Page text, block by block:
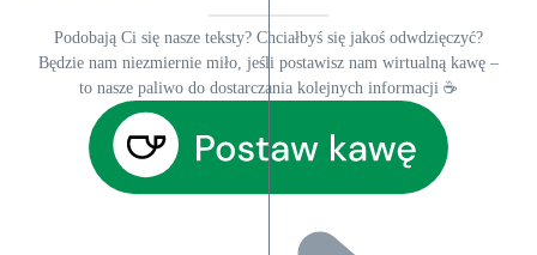
Podobają Ci się nasze teksty? Chciałbyś się jakoś odwdzięczyć?
Będzie nam niezmiernie miło, jeśli postawisz nam wirtualną kawę –
to nasze paliwo do dostarczania kolejnych informacji ☕